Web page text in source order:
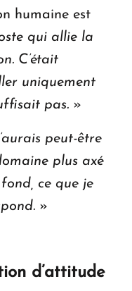
humaine est
qui allie la
C’était
uniquement
pas. »
peut-être
plus axé
ce que je
»
d’attitude